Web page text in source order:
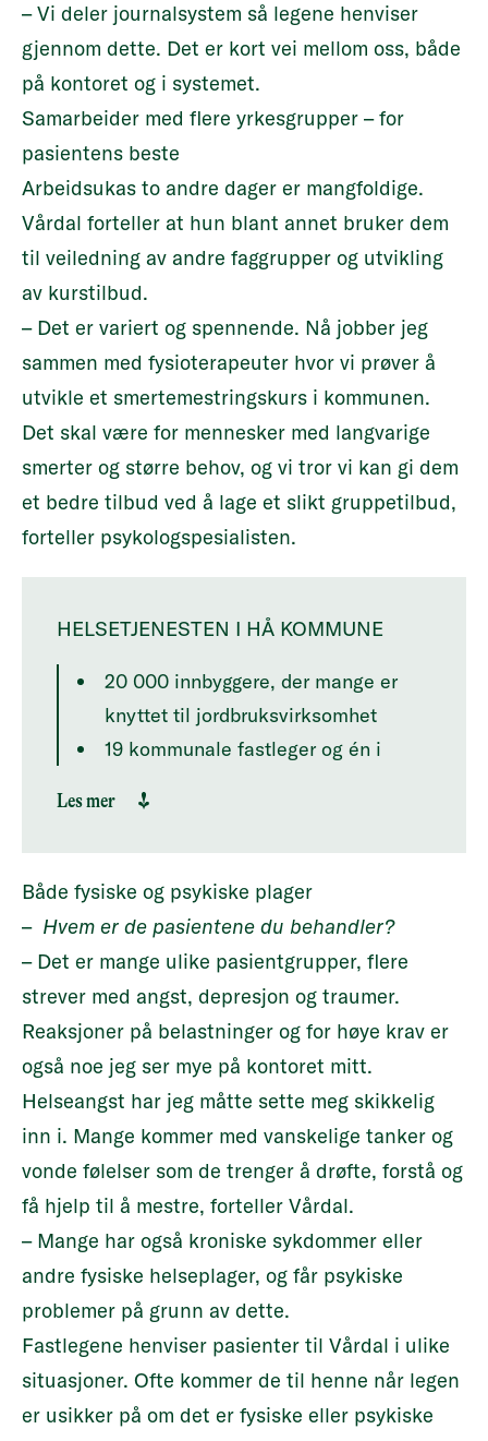
– Vi deler journalsystem så legene henviser
gjennom dette. Det er kort vei mellom oss, både
på kontoret og i systemet.
Samarbeider med flere yrkesgrupper – for
pasientens beste
Arbeidsukas to andre dager er mangfoldige.
Vårdal forteller at hun blant annet bruker dem
til veiledning av andre faggrupper og utvikling
av kurstilbud.
– Det er variert og spennende. Nå jobber jeg
sammen med fysioterapeuter hvor vi prøver å
utvikle et smertemestringskurs i kommunen.
Det skal være for mennesker med langvarige
smerter og større behov, og vi tror vi kan gi dem
et bedre tilbud ved å lage et slikt gruppetilbud,
forteller psykologspesialisten.
HELSETJENESTEN I HÅ KOMMUNE
20 000 innbyggere, der mange er
knyttet til jordbruksvirksomhet
19 kommunale fastleger og én i
ansatte i 2018 en psykolog i
kommunehelsetjenesten, etter å ha
blitt med i prosjektet
Primærhelseteam. Psykologen
samarbeider med fastlegene om
helsehjelp til voksne
har nylig ansatt en psykolog til som
jobber med barn og unge
har også en psykisk helse- og
rustjeneste, herunder
Mestringsenheten
(lavterskeltjeneste) som håndterer
mange med milde og moderate
psykiske plager
legetjenesten har tett samarbeid
med alle kommunale tjenester
Les mer
Både fysiske og psykiske plager
– Hvem er de pasientene du behandler?
– Det er mange ulike pasientgrupper, flere
strever med angst, depresjon og traumer.
Reaksjoner på belastninger og for høye krav er
også noe jeg ser mye på kontoret mitt.
Helseangst har jeg måtte sette meg skikkelig
inn i. Mange kommer med vanskelige tanker og
vonde følelser som de trenger å drøfte, forstå og
få hjelp til å mestre, forteller Vårdal.
– Mange har også kroniske sykdommer eller
andre fysiske helseplager, og får psykiske
problemer på grunn av dette.
Fastlegene henviser pasienter til Vårdal i ulike
situasjoner. Ofte kommer de til henne når legen
er usikker på om det er fysiske eller psykiske